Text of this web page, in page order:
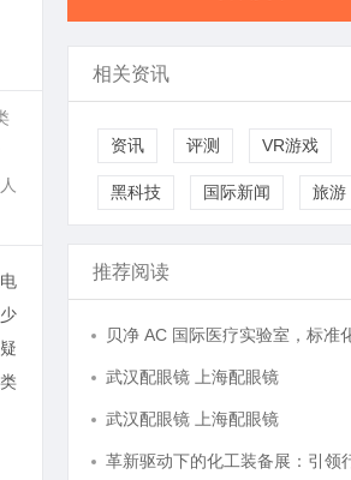
相关资讯
资讯 评测 VR游戏
黑科技 国际新闻 旅游
推荐阅读
武汉配眼镜 上海配眼镜
武汉配眼镜 上海配眼镜